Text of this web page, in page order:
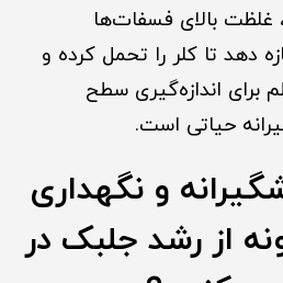
بالای فسفات‌ها
دهد تا کلر را تحمل کرده و
برای اندازه‌گیری سطح
حیاتی است.
و نگهداری
از رشد جلبک در